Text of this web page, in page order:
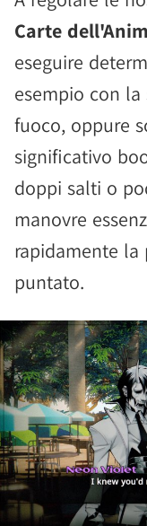
Carte
eseguire
esempio con
fuoco, oppure
significativo
doppi salti o
manovre
rapidamente
puntato.